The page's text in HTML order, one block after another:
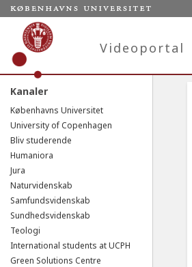
Videoportal
Kanaler
Københavns Universitet
University of Copenhagen
Bliv studerende
Humaniora
Jura
Naturvidenskab
Samfundsvidenskab
Sundhedsvidenskab
Teologi
International students at UCPH
Green Solutions Centre